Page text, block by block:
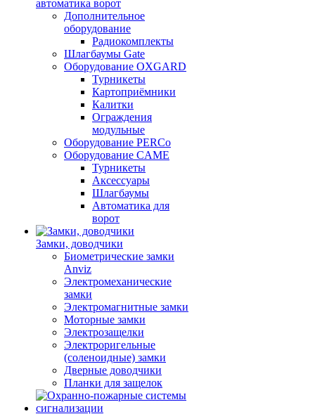
автоматика ворот
Дополнительное
оборудование
Радиокомплекты
Шлагбаумы Gate
Оборудование OXGARD
Турникеты
Картоприёмники
Калитки
Ограждения
модульные
Оборудование PERCo
Оборудование CAME
Турникеты
Аксессуары
Шлагбаумы
Автоматика для
ворот
Замки, доводчики
Биометрические замки
Anviz
Электромеханические
замки
Электромагнитные замки
Моторные замки
Электрозащелки
Электроригельные
(cоленоидные) замки
Дверные доводчики
Планки для защелок